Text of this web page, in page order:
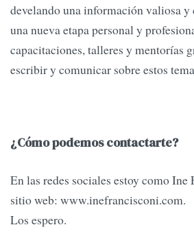
develando una información valiosa y
una nueva etapa personal y
capacitaciones, talleres y mentorías
escribir y comunicar sobre estos
¿Cómo podemos contactarte?
En las redes sociales estoy como
sitio web: www.inefrancisconi.com.
Los espero.